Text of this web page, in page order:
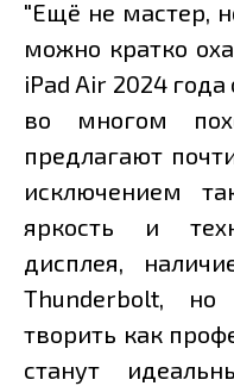
"Ещё не мастер,
можно кратко
iPad Air 2024
во многом
предлагают
исключением
яркость и
дисплея,
Thunderbolt, но
творить как
станут